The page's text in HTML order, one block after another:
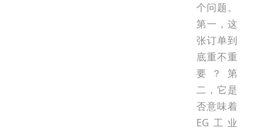
个问题。
第一，这
张订单到
底重不重
要？第
二，它是
否意味着
EG工业